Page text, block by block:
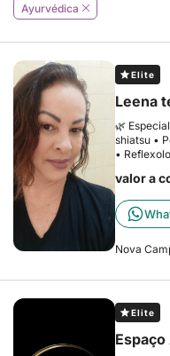
Ayurvédica
Elite
Leena
🌿
shiatsu •
•
valor a
Nova
Elite